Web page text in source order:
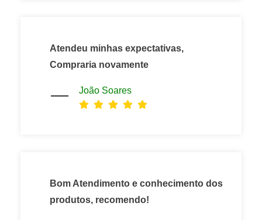
Atendeu minhas expectativas,
Compraria novamente
João Soares
Bom Atendimento e conhecimento dos
produtos, recomendo!